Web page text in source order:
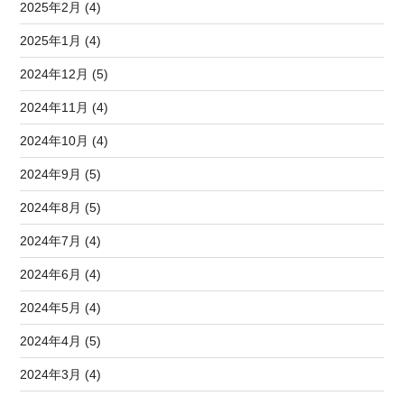
2025年2月 (4)
2025年1月 (4)
2024年12月 (5)
2024年11月 (4)
2024年10月 (4)
2024年9月 (5)
2024年8月 (5)
2024年7月 (4)
2024年6月 (4)
2024年5月 (4)
2024年4月 (5)
2024年3月 (4)